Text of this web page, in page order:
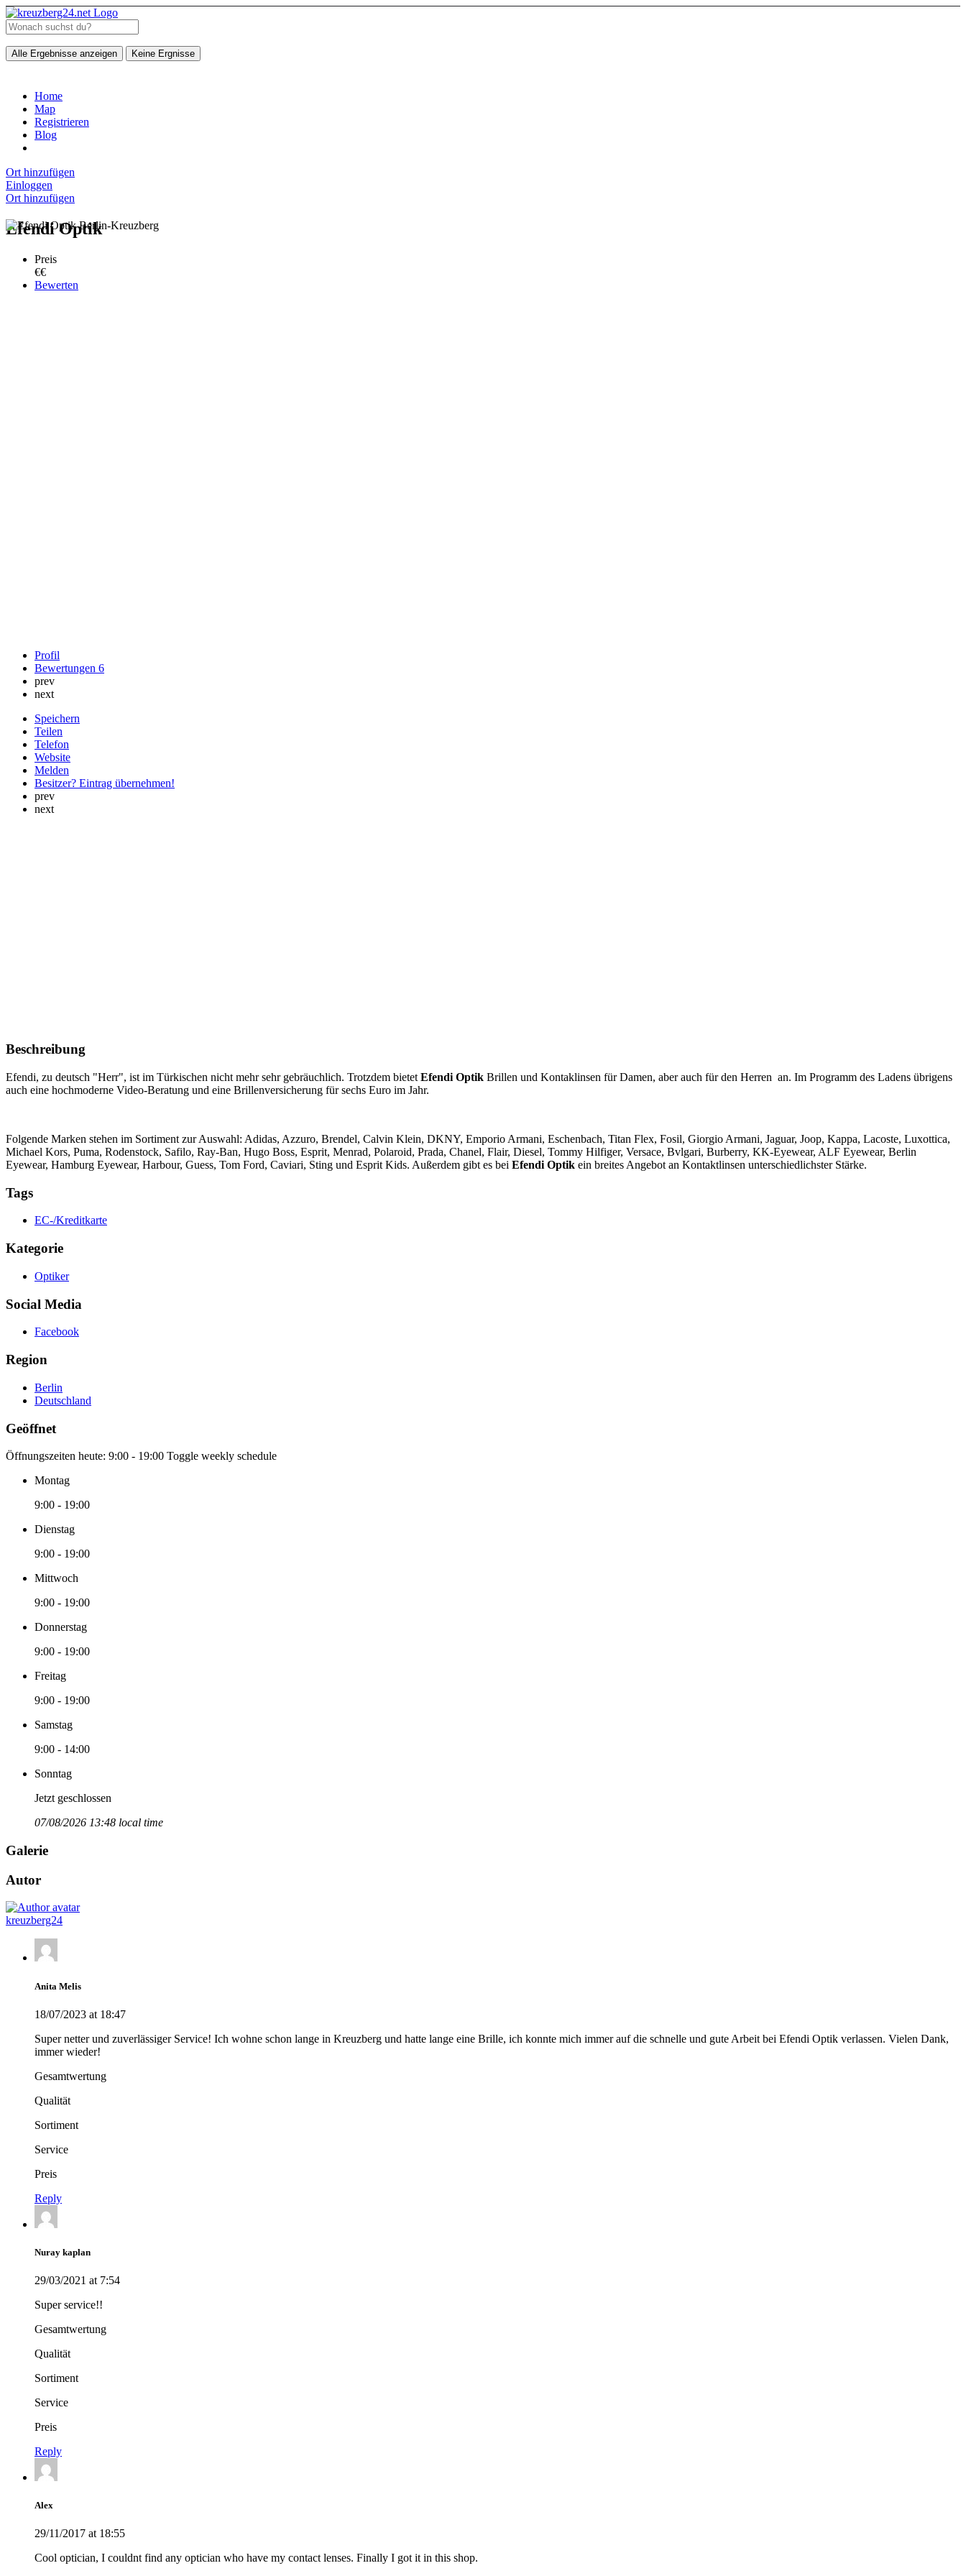
Alle Ergebnisse anzeigen Keine Ergnisse
Home
Map
Registrieren
Blog
Ort hinzufügen
Einloggen
Ort hinzufügen
Efendi Optik
Preis
€€
Bewerten
Profil
Bewertungen 6
prev
next
Speichern
Teilen
Telefon
Website
Melden
Besitzer? Eintrag übernehmen!
prev
next
Beschreibung
Efendi, zu deutsch "Herr", ist im Türkischen nicht mehr sehr gebräuchlich. Trotzdem bietet Efendi Optik Brillen und Kontaklinsen für Damen, aber auch für den Herren an. Im Programm des Ladens übrigens
auch eine hochmoderne Video-Beratung und eine Brillenversicherung für sechs Euro im Jahr.
Folgende Marken stehen im Sortiment zur Auswahl: Adidas, Azzuro, Brendel, Calvin Klein, DKNY, Emporio Armani, Eschenbach, Titan Flex, Fosil, Giorgio Armani, Jaguar, Joop, Kappa, Lacoste, Luxottica,
Michael Kors, Puma, Rodenstock, Safilo, Ray-Ban, Hugo Boss, Esprit, Menrad, Polaroid, Prada, Chanel, Flair, Diesel, Tommy Hilfiger, Versace, Bvlgari, Burberry, KK-Eyewear, ALF Eyewear, Berlin
Eyewear, Hamburg Eyewear, Harbour, Guess, Tom Ford, Caviari, Sting und Esprit Kids. Außerdem gibt es bei Efendi Optik ein breites Angebot an Kontaktlinsen unterschiedlichster Stärke.
Tags
EC-/Kreditkarte
Kategorie
Optiker
Social Media
Facebook
Region
Berlin
Deutschland
Geöffnet
Öffnungszeiten heute: 9:00 - 19:00 Toggle weekly schedule
Montag
9:00 - 19:00
Dienstag
9:00 - 19:00
Mittwoch
9:00 - 19:00
Donnerstag
9:00 - 19:00
Freitag
9:00 - 19:00
Samstag
9:00 - 14:00
Sonntag
Jetzt geschlossen
07/08/2026 13:48 local time
Galerie
Autor
kreuzberg24
Anita Melis
18/07/2023 at 18:47
Super netter und zuverlässiger Service! Ich wohne schon lange in Kreuzberg und hatte lange eine Brille, ich konnte mich immer auf die schnelle und gute Arbeit bei Efendi Optik verlassen. Vielen Dank,
immer wieder!
Gesamtwertung
Qualität
Sortiment
Service
Preis
Reply
Nuray kaplan
29/03/2021 at 7:54
Super service!!
Gesamtwertung
Qualität
Sortiment
Service
Preis
Reply
Alex
29/11/2017 at 18:55
Cool optician, I couldnt find any optician who have my contact lenses. Finally I got it in this shop.